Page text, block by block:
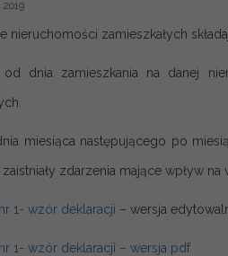
2019
nieruchomości zamieszkałych
dnia zamieszkania na danej
miesiąca następującego po
zdarzenia mające wpływ na
1- wzór deklaracji – wersja
1- wzór deklaracji – wersja pdf